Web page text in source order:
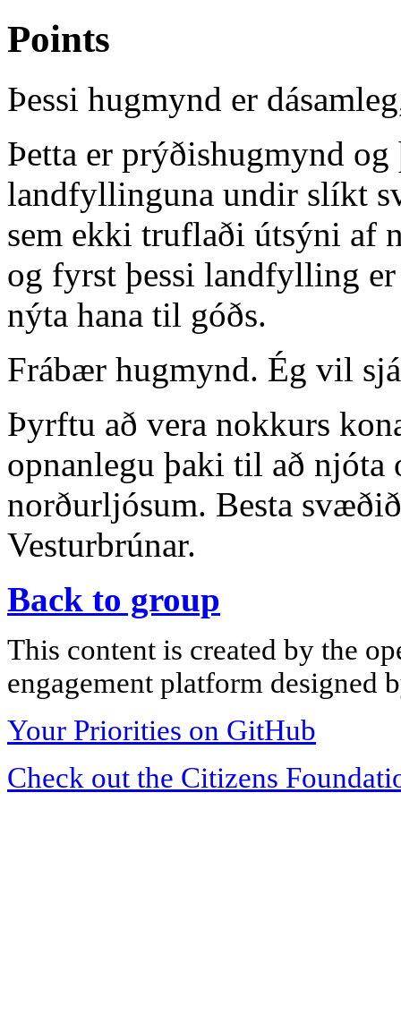
Points
Þessi hugmynd er
Þetta er prýðishugmynd
landfyllinguna undir slíkt
sem ekki truflaði útsýni af
og fyrst þessi landfylling
nýta hana til góðs.
Frábær hugmynd. Ég vil
Þyrftu að vera nokkurs
opnanlegu þaki til að
norðurljósum. Besta
Vesturbrúnar.
Back to group
This content is created by the
engagement platform designed
Your Priorities on GitHub
Check out the Citizens